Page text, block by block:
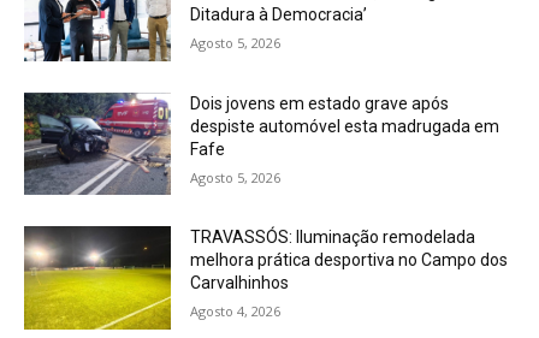
Ditadura à Democracia’
Agosto 5, 2026
Dois jovens em estado grave após
despiste automóvel esta madrugada em
Fafe
Agosto 5, 2026
TRAVASSÓS: Iluminação remodelada
melhora prática desportiva no Campo dos
Carvalhinhos
Agosto 4, 2026